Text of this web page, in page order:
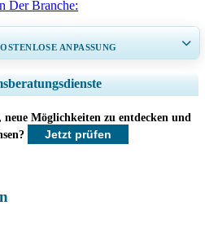
Der Branche:
ANPASSUNG
Abdeckung erweitern, Segmentanalyse,
Benchmarking, und Endnutzer-
Einblicke.
anpassen
Möglichkeiten zu entdecken und
Jetzt prüfen